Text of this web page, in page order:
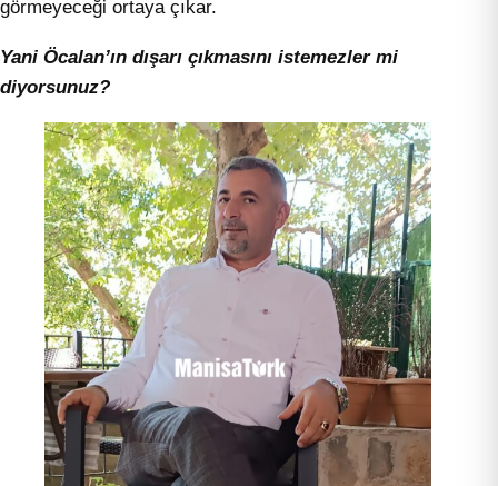
görmeyeceği ortaya çıkar.
Yani Öcalan’ın dışarı çıkmasını istemezler mi
diyorsunuz?